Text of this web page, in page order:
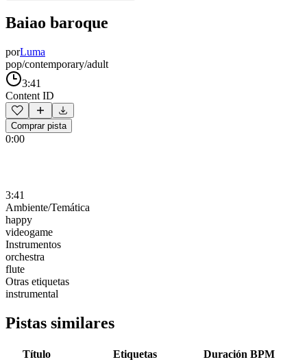
Baiao baroque
porLuma
pop/contemporary/adult
3:41
Content ID
Comprar pista
0:00
3:41
Ambiente/Temática
happy
videogame
Instrumentos
orchestra
flute
Otras etiquetas
instrumental
Pistas similares
Título Etiquetas Duración BPM